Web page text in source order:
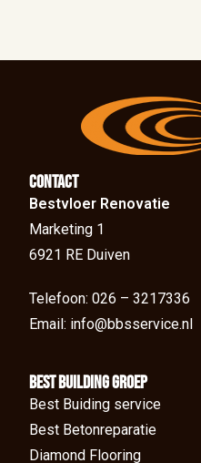
Contact
Bestvloer Renovatie
Marketing 1
6921 RE Duiven
Telefoon: 026 – 3217336
Email: info@bbsservice.nl
BEst Building groep
Best Buiding service
Best Betonreparatie
Diamond Flooring